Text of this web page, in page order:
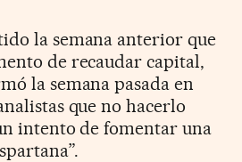
la semana anterior que
de recaudar capital,
la semana pasada en
que no hacerlo
intento de fomentar una